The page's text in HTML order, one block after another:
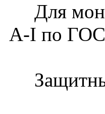
Для
А-I по